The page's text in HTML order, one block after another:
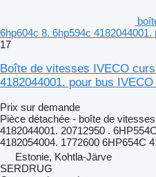
6hp604c 8. 6hp594c
17
Boîte de vitesses IVECO
4182044001. pour bus
Prix sur demande
Pièce détachée - boîte de vitesses
4182044001. 20712950 .
4182054004. 1772600 6HP654C
Estonie, Kohtla-Järve
SERDRUG